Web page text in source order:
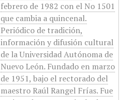
febrero de 1982 con el No 1501
que cambia a quincenal.
Periódico de tradición,
información y difusión cultural
de la Universidad Autónoma de
Nuevo León. Fundado en marzo
de 1951, bajo el rectorado del
maestro Raúl Rangel Frías. Fue